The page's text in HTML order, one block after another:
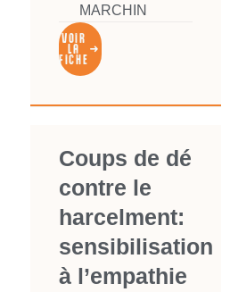
MARCHIN
VOIR
LA
FICHE
Coups de dé
contre le
harcelment:
sensibilisation
à l’empathie